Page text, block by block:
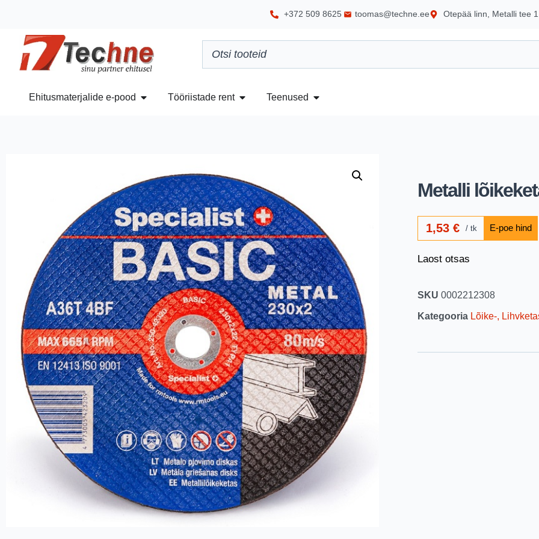
+372 509 8625 toomas@techne.ee Otepää linn, Metalli tee 1
Ehitusmaterjalide e-pood Tööriistade rent Teenused
Metalli
1,53€ tk
Laost otsas
SKU 0002212308
Kategooria Lõike-,